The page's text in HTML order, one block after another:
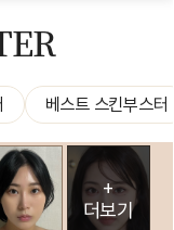
베스트 스킨부스터
AI
있을 수 있습니다.
+
더보기